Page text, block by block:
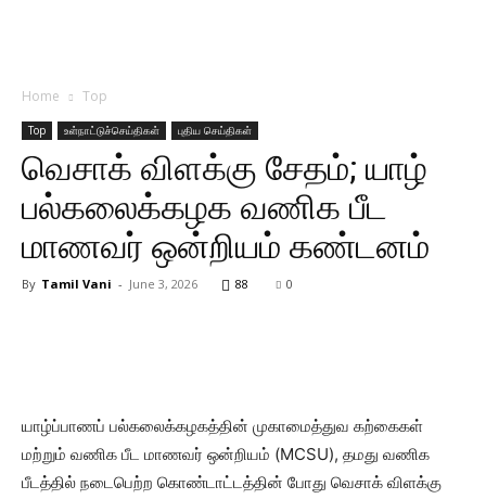
Home Top
Top உள்நாட்டுச்செய்திகள் புதிய செய்திகள்
வெசாக் விளக்கு சேதம்; யாழ்
பல்கலைக்கழக வணிக பீட
மாணவர் ஒன்றியம் கண்டனம்
By Tamil Vani - June 3, 2026 88 0
யாழ்ப்பாணப் பல்கலைக்கழகத்தின் முகாமைத்துவ கற்கைகள்
மற்றும் வணிக பீட மாணவர் ஒன்றியம் (MCSU), தமது வணிக
பீடத்தில் நடைபெற்ற கொண்டாட்டத்தின் போது வெசாக் விளக்கு